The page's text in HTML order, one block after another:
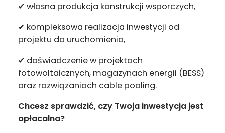
✔ własna produkcja konstrukcji wsporczych,
✔ kompleksowa realizacja inwestycji od
projektu do uruchomienia,
✔ doświadczenie w projektach
fotowoltaicznych, magazynach energii (BESS)
oraz rozwiązaniach cable pooling.
Chcesz sprawdzić, czy Twoja inwestycja jest
opłacalna?